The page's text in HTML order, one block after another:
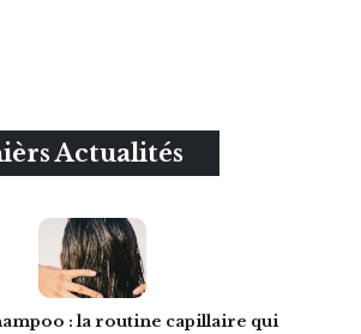
Actualités
: la routine capillaire qui